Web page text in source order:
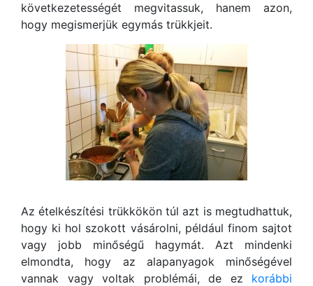
következetességét megvitassuk, hanem azon,
hogy megismerjük egymás trükkjeit.
Az ételkészítési trükkökön túl azt is megtudhattuk,
hogy ki hol szokott vásárolni, például finom sajtot
vagy jobb minőségű hagymát. Azt mindenki
elmondta, hogy az alapanyagok minőségével
vannak vagy voltak problémái, de ez korábbi